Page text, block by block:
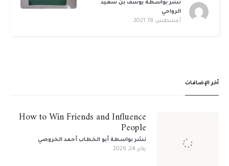
نشر بواسطة يوسف بن سعيد
الرواحي
أغسطس 18, 2021
آخر الإضافات
How to Win Friends and Influence
People
نشر بواسطةأبو الخطاب أحمد الخروصي
يناير 24, 2026